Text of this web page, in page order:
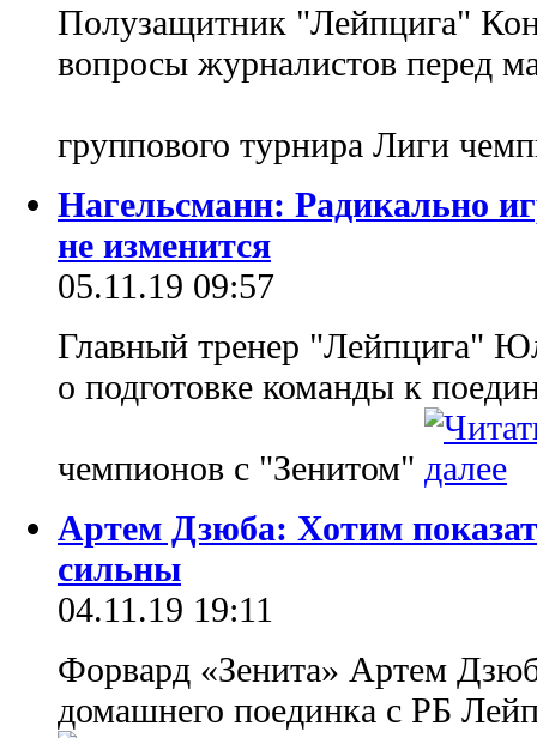
Полузащитник "Лейпцига"
вопросы журналистов перед
группового турнира Лиги
Нагельсманн: Радикально
не изменится
05.11.19 09:57
Главный тренер "Лейпцига"
о подготовке команды к
чемпионов с "Зенитом"
Артем Дзюба: Хотим
сильны
04.11.19 19:11
Форвард «Зенита» Артем
домашнего поединка с РБ